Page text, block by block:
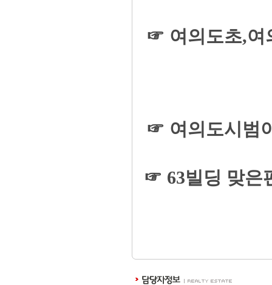
☞ 여의도초,여
☞ 여의도시범
☞ 63빌딩 맞은